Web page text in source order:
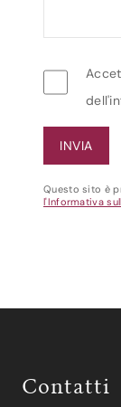
Questo sito è
l'Informativa
Contatti